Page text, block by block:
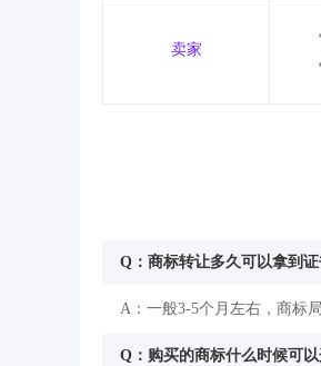
卖家
Q：商标转让多久可以拿到证
A：一般3-5个月左右，商标
Q：购买的商标什么时候可以